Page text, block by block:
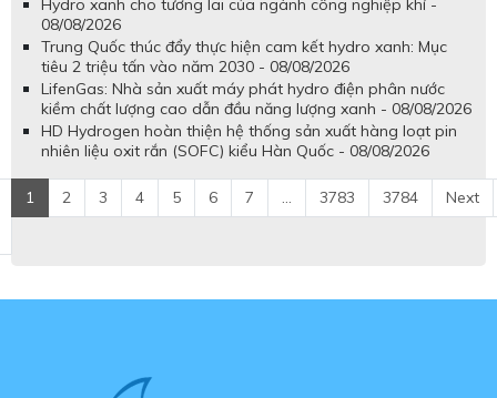
Hydro xanh cho tương lai của ngành công nghiệp khí -
08/08/2026
Trung Quốc thúc đẩy thực hiện cam kết hydro xanh: Mục
tiêu 2 triệu tấn vào năm 2030 - 08/08/2026
LifenGas: Nhà sản xuất máy phát hydro điện phân nước
kiềm chất lượng cao dẫn đầu năng lượng xanh - 08/08/2026
HD Hydrogen hoàn thiện hệ thống sản xuất hàng loạt pin
nhiên liệu oxit rắn (SOFC) kiểu Hàn Quốc - 08/08/2026
1 2 3 4 5 6 7 ... 3783 3784 Next